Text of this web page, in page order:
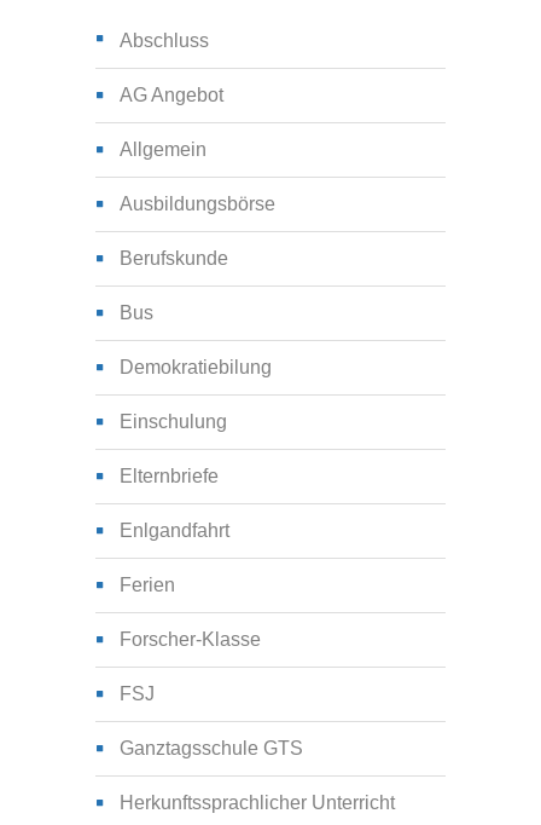
Abschluss
AG Angebot
Allgemein
Ausbildungsbörse
Berufskunde
Bus
Demokratiebilung
Einschulung
Elternbriefe
Enlgandfahrt
Ferien
Forscher-Klasse
FSJ
Ganztagsschule GTS
Herkunftssprachlicher Unterricht